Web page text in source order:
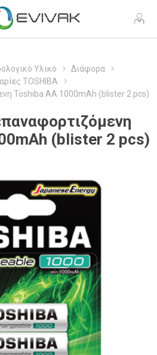
Υλικό
Διάφορα
TOSHIBA
Toshiba AA 1000mAh (blister 2 pcs)
(blister 2 pcs)